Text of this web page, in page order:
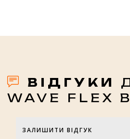
ВІДГУКИ
WAVE FLEX
ЗАЛИШИТИ ВІДГУК